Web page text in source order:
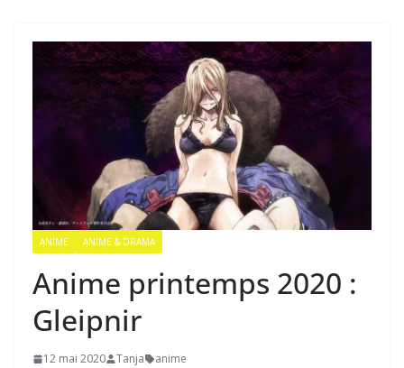
ANIME ANIME & DRAMA
Anime printemps 2020 :
Gleipnir
12 mai 2020 Tanja anime